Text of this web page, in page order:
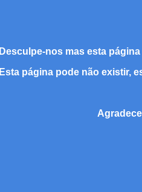
Desculpe-nos mas esta
Esta página pode não existir,